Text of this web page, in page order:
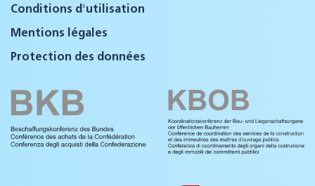
Conditions d'utilisation
Mentions légales
Protection des données